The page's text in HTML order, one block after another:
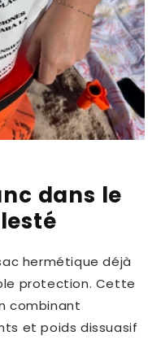
dans le
hermétique déjà
protection. Cette
combinant
et poids dissuasif